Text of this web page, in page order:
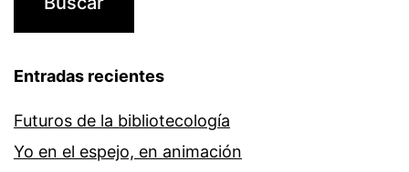
Entradas recientes
Futuros de la bibliotecología
Yo en el espejo, en animación